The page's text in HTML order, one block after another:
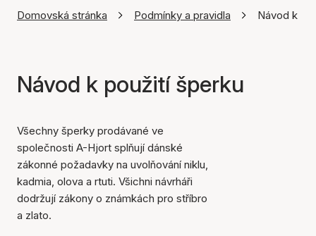
Domovská stránka Podmínky a pravidla Návod k
Návod k použití šperku
Všechny šperky prodávané ve
společnosti A-Hjort splňují dánské
zákonné požadavky na uvolňování niklu,
kadmia, olova a rtuti. Všichni návrháři
dodržují zákony o známkách pro stříbro
a zlato.